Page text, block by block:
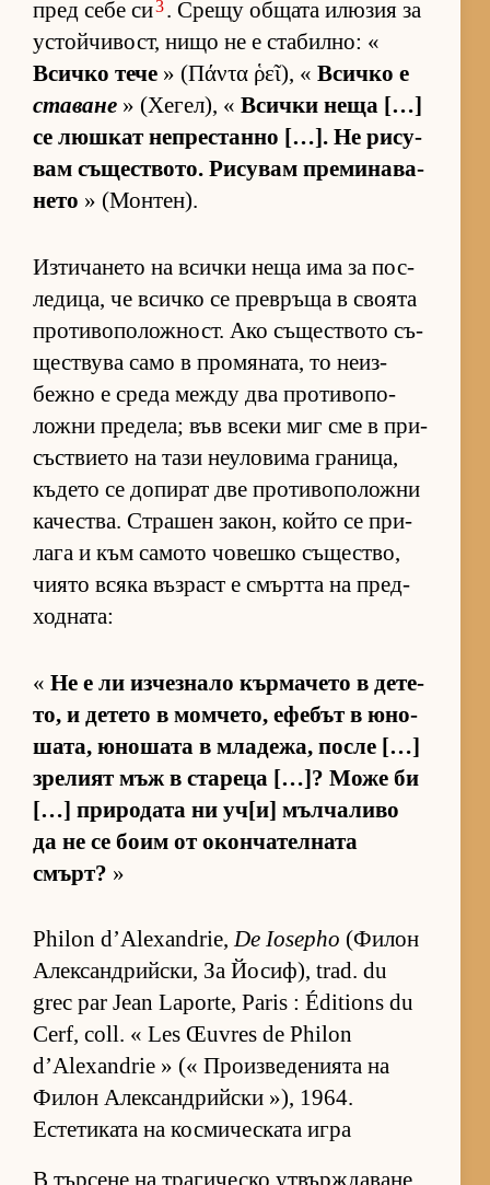
пред себе си3. Срещу об­щата илю­зия за
ус­той­чи­вост, нищо не е ста­бил­но: «
Всичко тече » (Πάντα ῥεῖ), « Всичко е
ставане » (Хе­гел), « Всички неща […]
се люш­кат неп­рес­танно […]. Не ри­су­
вам съ­щес­т­во­то. Ри­су­вам пре­ми­на­ва­
нето » (Мон­тен).
Из­ти­ча­нето на всички неща има за пос­
ле­ди­ца, че всичко се прев­ръща в сво­ята
про­ти­во­по­лож­ност. Ако съ­щес­т­вото съ­
щес­т­вува само в про­мя­на­та, то не­из­
бежно е среда между два про­ти­во­по­
ложни пре­де­ла; във всеки миг сме в при­
със­т­ви­ето на тази не­у­ло­вима гра­ни­ца,
къ­дето се до­пи­рат две про­ти­во­по­ложни
ка­чес­т­ва. Стра­шен за­кон, който се при­
лага и към са­мото чо­вешко съ­щес­т­во,
чи­ято всяка въз­раст е смъртта на пред­
ход­на­та:
« Не е ли из­чез­нало кър­ма­чето в де­те­
то, и де­тето в мом­че­то, ефе­бът в юно­
ша­та, юно­шата в мла­де­жа, после […]
зре­лият мъж в ста­реца […]? Може би
[…] при­ро­дата ни уч­[и] мъл­ча­ливо
да не се боим от окон­ча­тел­ната
смърт? »
Philon d’Alexandrie,De Iosepho (Фи­лон
Алек­сан­д­рийс­ки, За Йо­сиф), trad. du
grec par Jean Laporte, Paris : Éditions du
Cerf, coll. « Les Œuvres de Philon
d’Alexandrie » (« Про­из­ве­де­ни­ята на
Фи­лон Алек­сан­д­рийски »), 1964.
Естетиката на космическата игра
В тър­сене на тра­ги­ческо ут­вър­ж­да­ване